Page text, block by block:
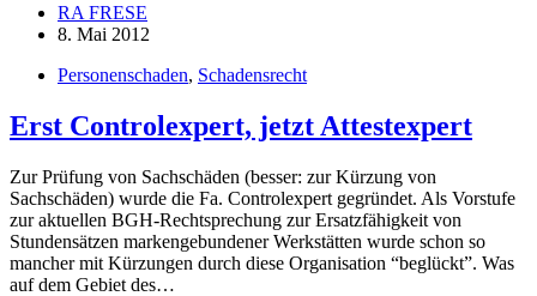
RA FRESE
8. Mai 2012
Personenschaden, Schadensrecht
Erst Controlexpert, jetzt Attestexpert
Zur Prüfung von Sachschäden (besser: zur Kürzung von
Sachschäden) wurde die Fa. Controlexpert gegründet. Als Vorstufe
zur aktuellen BGH-Rechtsprechung zur Ersatzfähigkeit von
Stundensätzen markengebundener Werkstätten wurde schon so
mancher mit Kürzungen durch diese Organisation “beglückt”. Was
auf dem Gebiet des…